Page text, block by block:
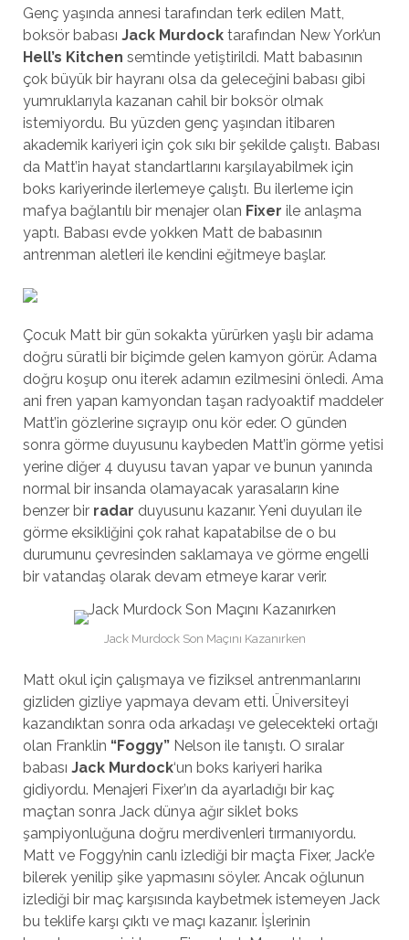
Genç yaşında annesi tarafından terk edilen Matt,
boksör babası Jack Murdocktarafından New York’un
Hell’s Kitchen semtinde yetiştirildi. Matt babasının
çok büyük bir hayranı olsa da geleceğini babası gibi
yumruklarıyla kazanan cahil bir boksör olmak
istemiyordu. Bu yüzden genç yaşından itibaren
akademik kariyeri için çok sıkı bir şekilde çalıştı. Babası
da Matt’in hayat standartlarını karşılayabilmek için
boks kariyerinde ilerlemeye çalıştı. Bu ilerleme için
mafya bağlantılı bir menajer olan Fixer ile anlaşma
yaptı. Babası evde yokken Matt de babasının
antrenman aletleri ile kendini eğitmeye başlar.
Çocuk Matt bir gün sokakta yürürken yaşlı bir adama
doğru süratli bir biçimde gelen kamyon görür. Adama
doğru koşup onu iterek adamın ezilmesini önledi. Ama
ani fren yapan kamyondan taşan radyoaktif maddeler
Matt’in gözlerine sıçrayıp onu kör eder. O günden
sonra görme duyusunu kaybeden Matt’in görme yetisi
yerine diğer 4 duyusu tavan yapar ve bunun yanında
normal bir insanda olamayacak yarasaların kine
benzer bir radar duyusunu kazanır. Yeni duyuları ile
görme eksikliğini çok rahat kapatabilse de o bu
durumunu çevresinden saklamaya ve görme engelli
bir vatandaş olarak devam etmeye karar verir.
Jack Murdock Son Maçını Kazanırken
Matt okul için çalışmaya ve fiziksel antrenmanlarını
gizliden gizliye yapmaya devam etti. Üniversiteyi
kazandıktan sonra oda arkadaşı ve gelecekteki ortağı
olan Franklin “Foggy”Nelson ile tanıştı. O sıralar
babası Jack Murdock‘un boks kariyeri harika
gidiyordu. Menajeri Fixer’ın da ayarladığı bir kaç
maçtan sonra Jack dünya ağır siklet boks
şampiyonluğuna doğru merdivenleri tırmanıyordu.
Matt ve Foggy’nin canlı izlediği bir maçta Fixer, Jack’e
bilerek yenilip şike yapmasını söyler. Ancak oğlunun
izlediği bir maç karşısında kaybetmek istemeyen Jack
bu teklife karşı çıktı ve maçı kazanır. İşlerinin